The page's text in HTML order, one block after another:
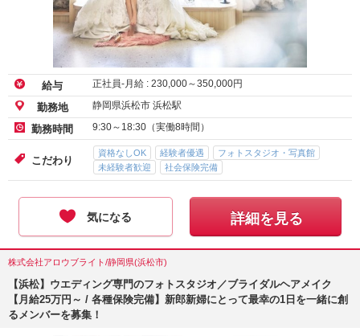
給与 正社員-月給 : 230,000～350,000円
勤務地 静岡県浜松市 浜松駅
勤務時間 9:30～18:30（実働8時間）
こだわり
資格なしOK 経験者優遇
フォトスタジオ・写真館
未経験者歓迎
社会保険完備
気になる 詳細を見る
株式会社アロウブライト/静岡県(浜松市)
【浜松】ウエディング専門のフォトスタジオ／ブライダルヘアメイク
【月給25万円～ / 各種保険完備】新郎新婦にとって最幸の1日を一緒に創
るメンバーを募集！